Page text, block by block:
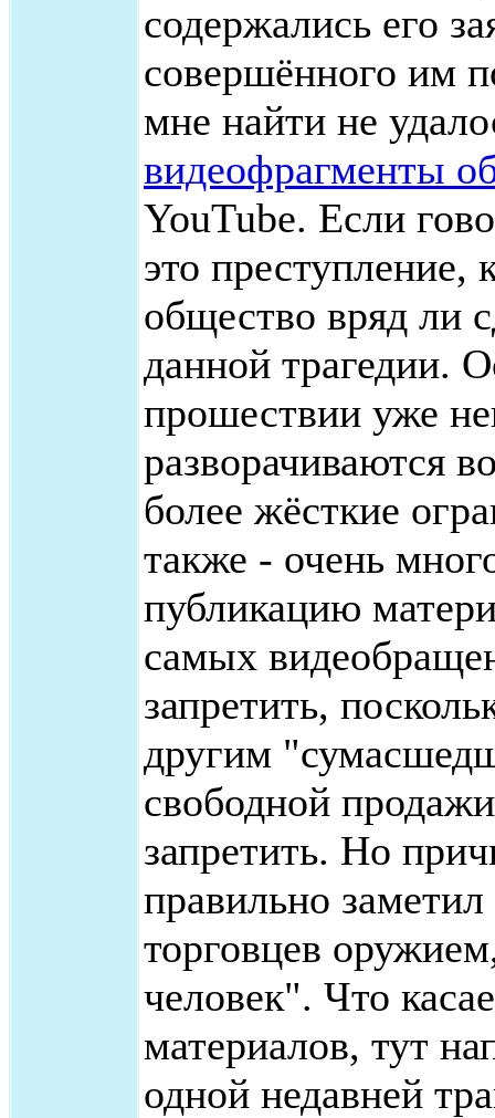
содержались его
совершённого им
мне найти не
видеофрагменты
YouTube. Если
это преступление,
общество вряд ли
данной трагедии.
прошествии уже
разворачиваются
более жёсткие
также - очень
публикацию
самых
запретить,
другим
свободной
запретить. Но
правильно
торговцев
человек". Что
материалов, тут
одной недавней